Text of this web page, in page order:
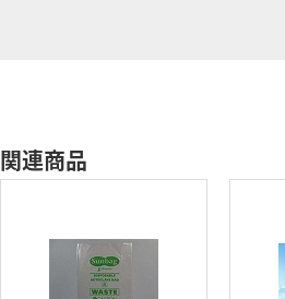
関連商品